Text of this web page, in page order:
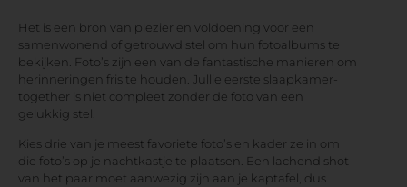
Het is een bron van plezier en voldoening voor een
samenwonend of getrouwd stel om hun fotoalbums te
bekijken. Foto’s zijn een van de fantastische manieren om
herinneringen fris te houden. Jullie eerste slaapkamer-
together is niet compleet zonder de foto van een
gelukkig stel.
Kies drie van je meest favoriete foto’s en kader ze in om
die foto’s op je nachtkastje te plaatsen. Een lachend shot
van het paar moet aanwezig zijn aan je kaptafel, dus